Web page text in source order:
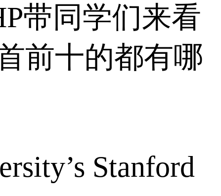
带同学们来看
前十的都有哪
Stanford